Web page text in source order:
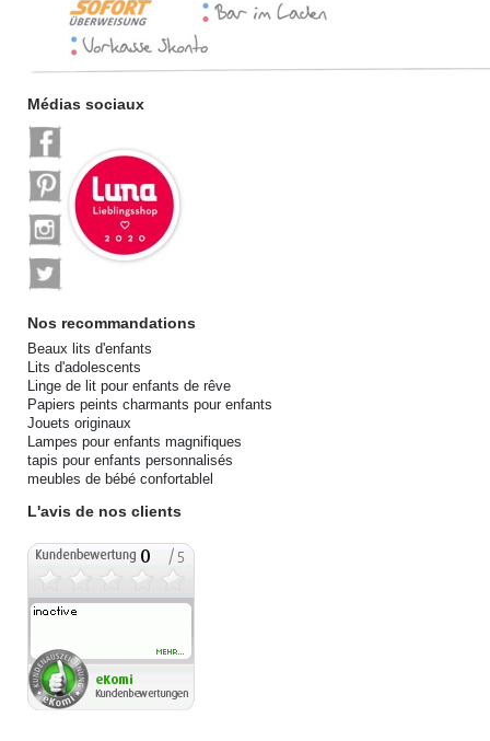
Médias sociaux
Nos recommandations
Beaux lits d'enfants
Lits d'adolescents
Linge de lit pour enfants de rêve
Papiers peints charmants pour enfants
Jouets originaux
Lampes pour enfants magnifiques
tapis pour enfants personnalisés
meubles de bébé confortablel
L'avis de nos clients